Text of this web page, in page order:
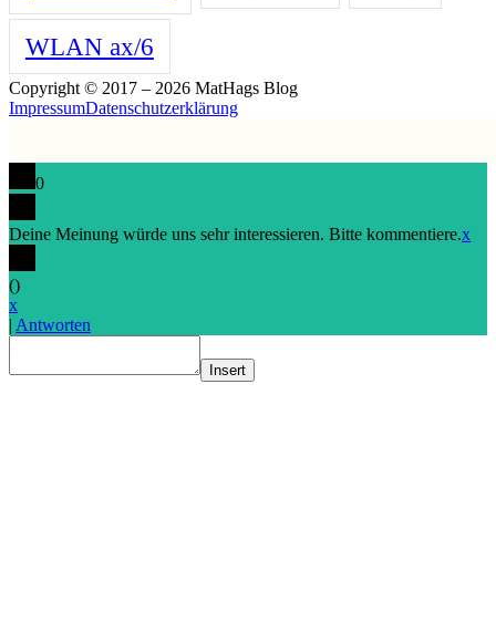
WLAN ax/6
Copyright © 2017 – 2026 MatHags Blog
ImpressumDatenschutzerklärung
0
Deine Meinung würde uns sehr interessieren. Bitte kommentiere.x
()
x
| Antworten
Insert